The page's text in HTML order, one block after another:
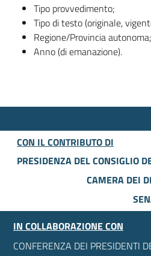
Tipo provvedimento;
Tipo di testo (originale,
Regione/Provincia autonoma;
Anno (di emanazione).
CON IL CONTRIBUTO DI
PRESIDENZA DEL CONSIGLIO
CAMERA DEI
IN COLLABORAZIONE CON
CONFERENZA DEI PRESIDENTI